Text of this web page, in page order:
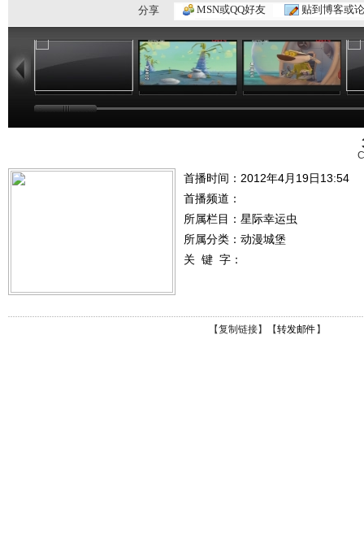
分享
MSN或QQ好友 贴到博客或
08:35 08:52 06:33
首播时间：2012年4月19日13:54
首播频道：
所属栏目： 星际幸运虫
所属分类：动漫城堡
关 键 字：
【复制链接】【转发邮件 】